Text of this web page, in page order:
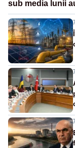
sub media lunii